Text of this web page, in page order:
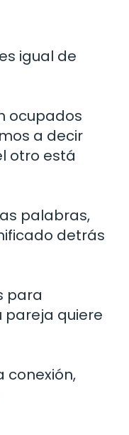
igual de
ocupados
a decir
otro está
palabras,
detrás
para
pareja quiere
conexión,